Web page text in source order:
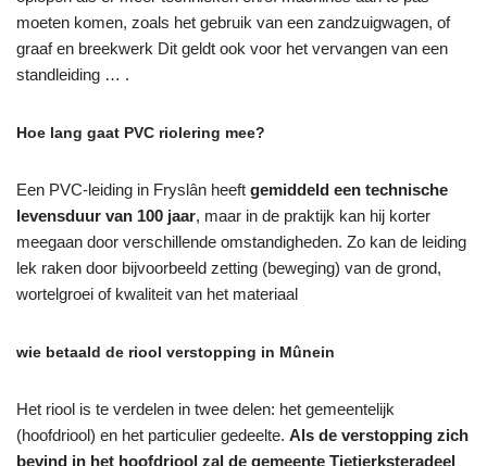
moeten komen, zoals het gebruik van een zandzuigwagen, of
graaf en breekwerk Dit geldt ook voor het vervangen van een
standleiding … .
Hoe lang gaat PVC riolering mee?
Een PVC-leiding in Fryslân heeft gemiddeld een technische
levensduur van 100 jaar, maar in de praktijk kan hij korter
meegaan door verschillende omstandigheden. Zo kan de leiding
lek raken door bijvoorbeeld zetting (beweging) van de grond,
wortelgroei of kwaliteit van het materiaal
wie betaald de riool verstopping in Mûnein
Het riool is te verdelen in twee delen: het gemeentelijk
(hoofdriool) en het particulier gedeelte. Als de verstopping zich
bevind in het hoofdriool zal de gemeente Tietjerksteradeel